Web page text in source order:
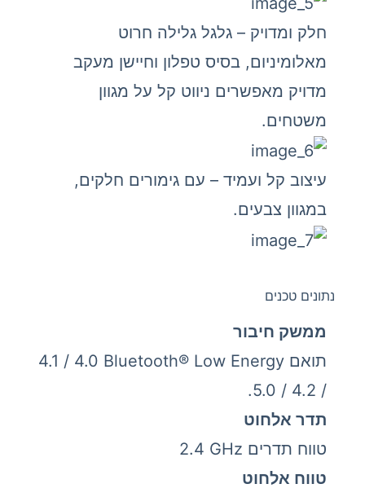
חלק ומדויק – גלגל גלילה חרוט
מאלומיניום, בסיס טפלון וחיישן מעקב
מדויק מאפשרים ניווט קל על מגוון
משטחים.
עיצוב קל ועמיד – עם גימורים חלקים,
במגוון צבעים.
נתונים טכנים
ממשק חיבור
תואם Bluetooth® Low Energy‏ 4.0 / 4.1
/ 4.2 / 5.0.
תדר אלחוט
טווח תדרים 2.4‎ GHz
טווח אלחוט